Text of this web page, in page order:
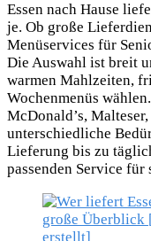
Essen nach Hause
je. Ob große
Menüservices für
Die Auswahl ist breit
warmen Mahlzeiten,
Wochenmenüs
McDonald’s,
unterschiedliche
Lieferung bis zu
passenden Service für